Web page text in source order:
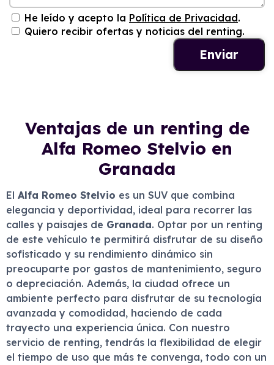
He leído y acepto la Política de Privacidad.
Quiero recibir ofertas y noticias del renting.
Ventajas de un renting de
Alfa Romeo Stelvio en
Granada
El Alfa Romeo Stelvio es un SUV que combina
elegancia y deportividad, ideal para recorrer las
calles y paisajes de Granada. Optar por un renting
de este vehículo te permitirá disfrutar de su diseño
sofisticado y su rendimiento dinámico sin
preocuparte por gastos de mantenimiento, seguro
o depreciación. Además, la ciudad ofrece un
ambiente perfecto para disfrutar de su tecnología
avanzada y comodidad, haciendo de cada
trayecto una experiencia única. Con nuestro
servicio de renting, tendrás la flexibilidad de elegir
el tiempo de uso que más te convenga, todo con un